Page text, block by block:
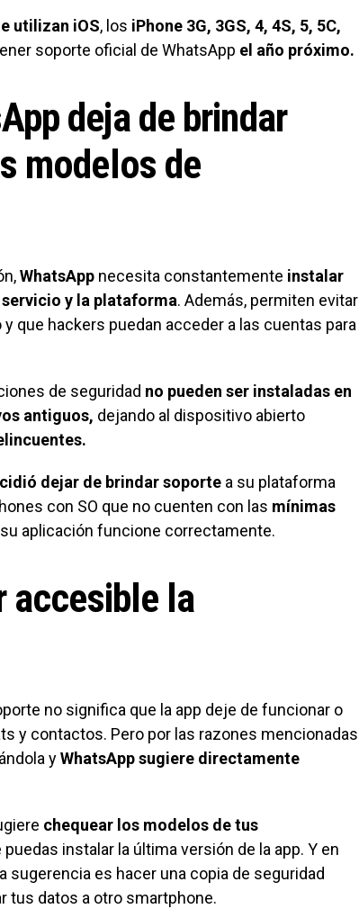
utilizan iOS, los iPhone 3G, 3GS, 4, 4S, 5, 5C,
soporte oficial de WhatsApp el año próximo.
deja de brindar
modelos de
WhatsApp necesita constantemente instalar
y la plataforma. Además, permiten evitar
que hackers puedan acceder a las cuentas para
de seguridad no pueden ser instaladas en
antiguos, dejando al dispositivo abierto
dejar de brindar soporte a su plataforma
con SO que no cuenten con las mínimas
aplicación funcione correctamente.
accesible la
no significa que la app deje de funcionar o
y contactos. Pero por las razones mencionadas
yWhatsApp sugiere directamente
chequear los modelos de tus
instalar la última versión de la app. Y en
sugerencia es hacer una copia de seguridad
tus datos a otro smartphone.